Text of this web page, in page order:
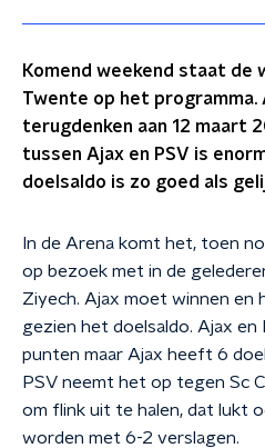
Komend weekend staat de
Twente op het programma.
terugdenken aan 12 maart
tussen Ajax en PSV is
doelsaldo is zo goed als
In de Arena komt het, toen
op bezoek met in de
Ziyech. Ajax moet winnen
gezien het doelsaldo. Ajax en
punten maar Ajax heeft 6
PSV neemt het op tegen Sc
om flink uit te halen, dat lukt
worden met 6-2 verslagen.